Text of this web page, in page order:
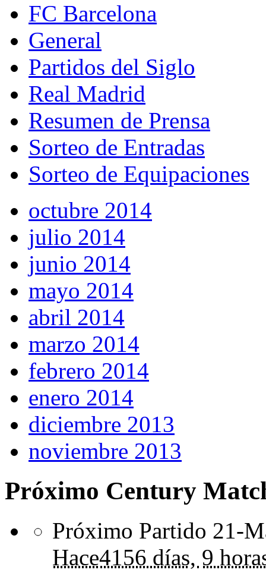
FC Barcelona
General
Partidos del Siglo
Real Madrid
Resumen de Prensa
Sorteo de Entradas
Sorteo de Equipaciones
octubre 2014
julio 2014
junio 2014
mayo 2014
abril 2014
marzo 2014
febrero 2014
enero 2014
diciembre 2013
noviembre 2013
Próximo Century
Próximo Partido 21-
Hace4156 días, 9